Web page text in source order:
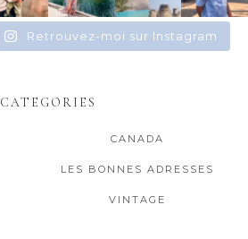
Retrouvez-moi sur Instagram
CATEGORIES
CANADA
LES BONNES ADRESSES
VINTAGE